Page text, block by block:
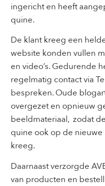
ingericht en heeft
quine.
De klant kreeg een
website konden vullen
en video’s. Gedurende
regelmatig contact via
bespreken. Oude
overgezet en opnieuw
beeldmateriaal, zodat
quine ook op de
kreeg.
Daarnaast verzorgde
van producten en